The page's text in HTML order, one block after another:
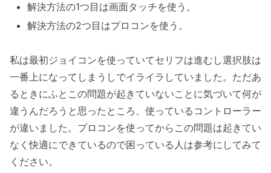
解決方法の1つ目は画面タッチを使う。
解決方法の2つ目はプロコンを使う。
私は最初ジョイコンを使っていてセリフは進むし選択肢は
一番上になってしまうしでイライラしていました。ただあ
るときにふとこの問題が起きていないことに気づいて何が
違うんだろうと思ったところ、使っているコントローラー
が違いました。プロコンを使ってからこの問題は起きてい
なく快適にできているので困っている人は参考にしてみて
ください。